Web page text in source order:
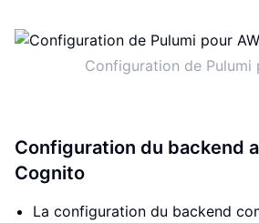
Configuration de Pulumi
Configuration du backend
Cognito
La configuration du backend